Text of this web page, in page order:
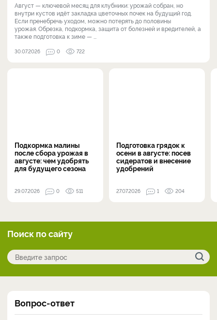
Август — ключевой месяц для клубники: урожай собран, но
внутри кустов идёт закладка цветочных почек на будущий год.
Если пренебречь уходом, можно потерять до половины
урожая. Обрезка, подкормка, защита от болезней и вредителей, а
также подготовка к зиме — ...
30.07.2026 0 722
Подкормка малины
после сбора урожая в
августе: чем удобрять
для будущего сезона
29.07.2026 0 511
Подготовка грядок к
осени в августе: посев
сидератов и внесение
удобрений
27.07.2026 1 204
Поиск по сайту
Вопрос-ответ